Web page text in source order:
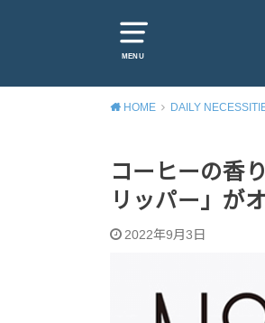
MENU
HOME DAILY
コーヒーの香
リッパー」が
2022年9月3日